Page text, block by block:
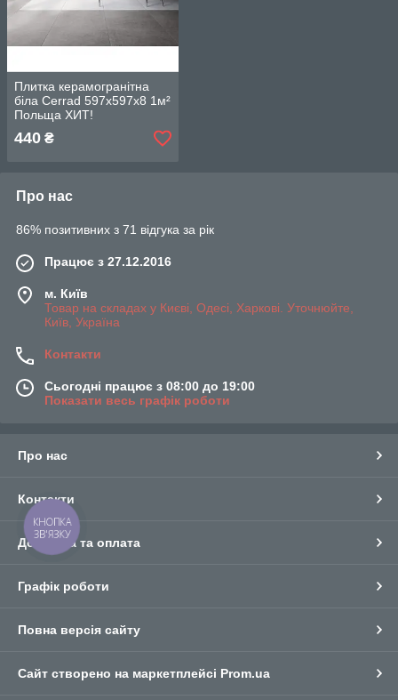
Плитка керамогранітна
біла Cerrad 597x597x8 1м²
Польща ХИТ!
440 ₴
Про нас
86% позитивних з 71 відгука за рік
Працює з 27.12.2016
м. Київ
Товар на складах у Києві, Одесі, Харкові. Уточнюйте,
Київ, Україна
Контакти
Сьогодні працює з 08:00 до 19:00
Показати весь графік роботи
Про нас
Контакти
Доставка та оплата
Графік роботи
Повна версія сайту
Сайт створено на маркетплейсі Prom.ua
КНОПКА
ЗВ'ЯЗКУ